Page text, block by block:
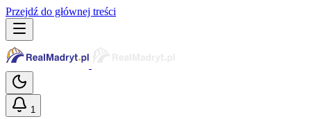
Przejdź do głównej treści
1